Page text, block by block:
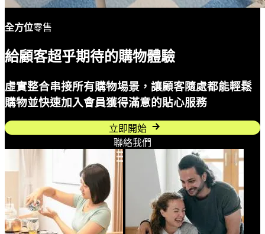
全方位零售
給顧客超乎期待的購物體驗
虛實整合串接所有購物場景，讓顧客隨處都能輕鬆
購物並快速加入會員獲得滿意的貼心服務
立即開始
聯絡我們